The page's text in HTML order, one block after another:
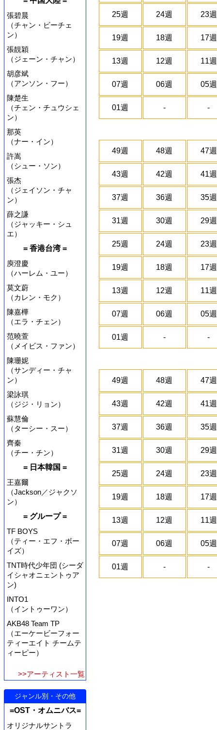
張碧晨
（チャン・ビーチェ
ン）
張靚穎
（ジェーン・チャン）
胡彦斌
（アンソン・フー）
陳楚生
（チェン・チュウシェ
ン）
那英
（ナー・イン）
許嵩
（シュー・ソン）
張杰
（ジェイソン・チャ
ン）
薛之謙
（ジャッキー・シュ
エ）
= 香港台湾 =
庾澄慶
（ハーレム・ユー）
莫文蔚
（カレン・モク）
陳嘉樺
（エラ・チェン）
范曉萱
（メイビス・ファン）
陳珊妮
（サンディー・チャ
ン）
梁詠琪
（ジジ・リョン）
蘇慧倫
（ターシー・スー）
齊秦
（チー・チン）
= 日本韓国 =
王嘉爾
（Jackson／ジャクソ
ン）
= グループ =
TF BOYS
（ティー・エフ・ボー
イズ）
TNT時代少年団 (シーダ
イシャオニェントゥア
ン)
INTO1
（イントゥーワン）
AKB48 Team TP
（エーケービーフォー
ティーエイト チームテ
ィーピー）
>>アーティスト一覧
ジャンル別・その他
=OST・オムニバス=
オリジナルサントラ
25週 24週 23週
19週 18週 17週
13週 12週 11週
07週 06週 05週
01週 - -
49週 48週 47週
43週 42週 41週
37週 36週 35週
31週 30週 29週
25週 24週 23週
19週 18週 17週
13週 12週 11週
07週 06週 05週
01週 - -
49週 48週 47週
43週 42週 41週
37週 36週 35週
31週 30週 29週
25週 24週 23週
19週 18週 17週
13週 12週 11週
07週 06週 05週
01週 - -